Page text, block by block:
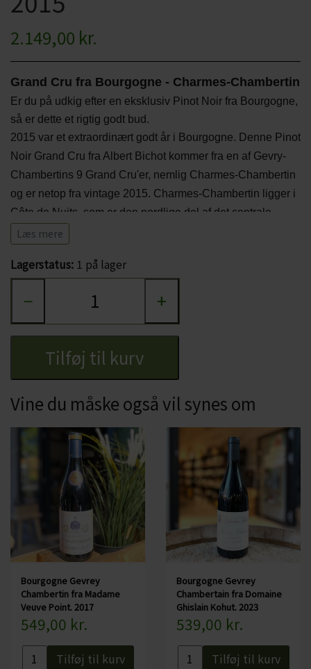
PINOT NOIR
REFOSCO
RIESLING
SCHIOPPETINO
CIDER
TONICS OG VAND
JUL OG GLØGG
PÅSKE
2.149,00 kr.
Grand Cru fra Bourgogne - Charmes-Chambertin
Er du på udkig efter en eksklusiv Pinot Noir fra Bourgogne,
så er dette et rigtig godt bud.
2015 var et extraordinært godt år i Bourgogne. Denne Pinot
Noir Grand Cru fra Albert Bichot kommer fra en af Gevry-
Chambertins 9 Grand Cru'er, nemlig Charmes-Chambertin
og er netop fra vintage 2015. Charmes-Chambertin ligger i
Côte de Nuits, som er den nordlige del af det centrale
Bourgogne.
Druerne til vinen håndhøstes og i vinkælderen ligger ca
NB: Kan kun afhentes i vores butik
Specifikationer:
Druer: Pinot Noir
Alkohol: 13,5%
Serveres fx: Kylling, kalv, svampebaserede retter
Serveres ved: 15-18 grader
Økologisk: Nej
Indeholder sulfitter: Ja, alle vine indeholder sulfitter, da de opstår
under fermenteringen
Læs mere
Lagerstatus: 1 på lager
− +
Tilføj til kurv
Vine du måske også vil synes om
Bourgogne Gevrey
Chambertin fra Madame
Veuve Point. 2017
549,00 kr.
Tilføj til kurv
Bourgogne Gevrey
Chambertain fra Domaine
Ghislain Kohut. 2023
539,00 kr.
Tilføj til kurv